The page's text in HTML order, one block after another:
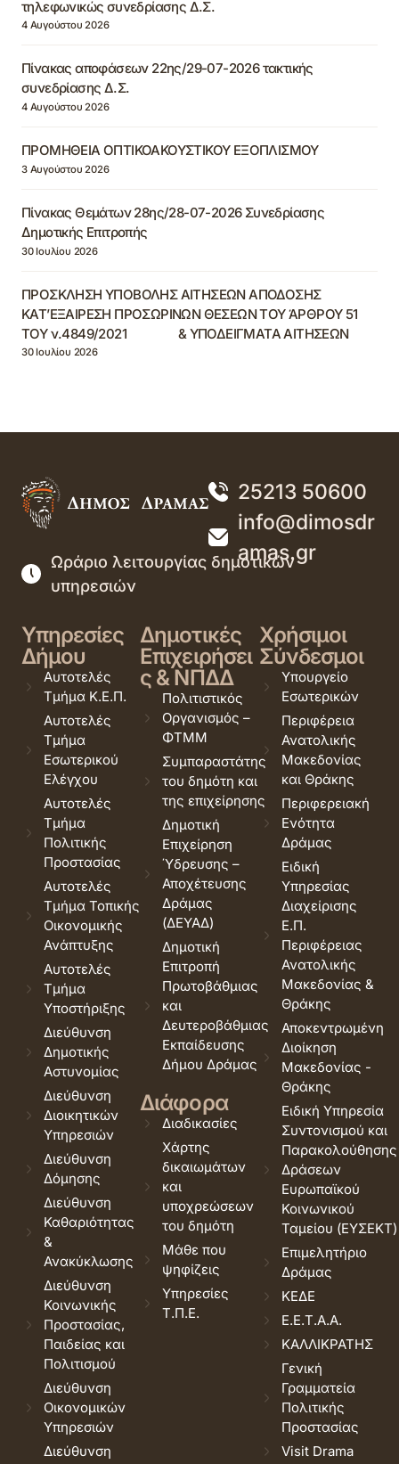
τηλεφωνικώς συνεδρίασης Δ.Σ.
4 Αυγούστου 2026
Πίνακας αποφάσεων 22ης/29-07-2026 τακτικής
συνεδρίασης Δ.Σ.
4 Αυγούστου 2026
ΠΡΟΜΗΘΕΙΑ ΟΠΤΙΚΟΑΚΟΥΣΤΙΚΟΥ ΕΞΟΠΛΙΣΜΟΥ
3 Αυγούστου 2026
Πίνακας Θεμάτων 28ης/28-07-2026 Συνεδρίασης
Δημοτικής Επιτροπής
30 Ιουλίου 2026
ΠΡΟΣΚΛΗΣΗ ΥΠΟΒΟΛΗΣ ΑΙΤΗΣΕΩΝ ΑΠΟΔΟΣΗΣ
ΚΑΤ’ΕΞΑΙΡΕΣΗ ΠΡΟΣΩΡΙΝΩΝ ΘΕΣΕΩΝ ΤΟΥ ΆΡΘΡΟΥ 51
ΤΟΥ ν.4849/2021 & ΥΠΟΔΕΙΓΜΑΤΑ ΑΙΤΗΣΕΩΝ
30 Ιουλίου 2026
25213 50600
info@dimosdr
amas.gr
Ωράριο λειτουργίας δημοτικών
υπηρεσιών
Υπηρεσίες
Δήμου
Αυτοτελές
Τμήμα Κ.Ε.Π.
Αυτοτελές
Τμήμα
Εσωτερικού
Ελέγχου
Αυτοτελές
Τμήμα
Πολιτικής
Προστασίας
Αυτοτελές
Τμήμα Τοπικής
Οικονομικής
Ανάπτυξης
Αυτοτελές
Τμήμα
Υποστήριξης
Διεύθυνση
Δημοτικής
Αστυνομίας
Διεύθυνση
Διοικητικών
Υπηρεσιών
Διεύθυνση
Δόμησης
Διεύθυνση
Καθαριότητας
&
Ανακύκλωσης
Διεύθυνση
Κοινωνικής
Προστασίας,
Παιδείας και
Πολιτισμού
Διεύθυνση
Οικονομικών
Υπηρεσιών
Διεύθυνση
Δημοτικές
Επιχειρήσει
ς & ΝΠΔΔ
Πολιτιστικός
Οργανισμός –
ΦΤΜΜ
Συμπαραστάτης
του δημότη και
της επιχείρησης
Δημοτική
Επιχείρηση
Ύδρευσης –
Αποχέτευσης
Δράμας
(ΔΕΥΑΔ)
Δημοτική
Επιτροπή
Πρωτοβάθμιας
και
Δευτεροβάθμιας
Εκπαίδευσης
Δήμου Δράμας
Διάφορα
Διαδικασίες
Χάρτης
δικαιωμάτων
και
υποχρεώσεων
του δημότη
Μάθε που
ψηφίζεις
Υπηρεσίες
Τ.Π.Ε.
Χρήσιμοι
Σύνδεσμοι
Υπουργείο
Εσωτερικών
Περιφέρεια
Ανατολικής
Μακεδονίας
και Θράκης
Περιφερειακή
Ενότητα
Δράμας
Ειδική
Υπηρεσίας
Διαχείρισης
Ε.Π.
Περιφέρειας
Ανατολικής
Μακεδονίας &
Θράκης
Αποκεντρωμένη
Διοίκηση
Μακεδονίας -
Θράκης
Ειδική Υπηρεσία
Συντονισμού και
Παρακολούθησης
Δράσεων
Ευρωπαϊκού
Κοινωνικού
Ταμείου (ΕΥΣΕΚΤ)
Επιμελητήριο
Δράμας
ΚΕΔΕ
Ε.Ε.Τ.Α.Α.
ΚΑΛΛΙΚΡΑΤΗΣ
Γενική
Γραμματεία
Πολιτικής
Προστασίας
Visit Drama